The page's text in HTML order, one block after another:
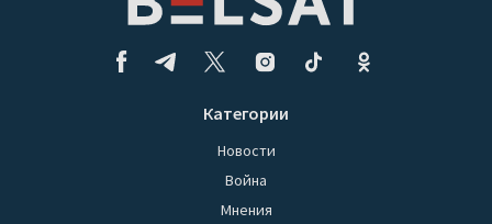
Категории
Новости
Война
Мнения